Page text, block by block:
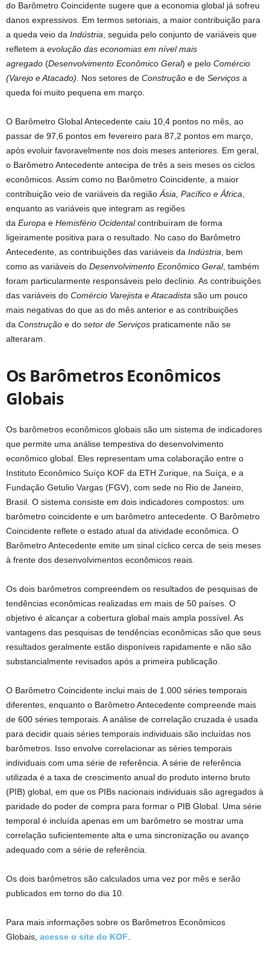
do Barômetro Coincidente sugere que a economia global já sofreu
danos expressivos. Em termos setoriais, a maior contribuição para
a queda veio da Indústria , seguida pelo conjunto de variáveis ​​que
refletem a evolução das economias em nível mais
agregado (Desenvolvimento Econômico Geral) e pelo Comércio
(Varejo e Atacado) . Nos setores de Construção e de Serviços a
queda foi muito pequena em março.
O Barômetro Global Antecedente caiu 10,4 pontos no mês, ao
passar de 97,6 pontos em fevereiro para 87,2 pontos em março,
após evoluir favoravelmente nos dois meses anteriores. Em geral,
o Barômetro Antecedente antecipa de três a seis meses os ciclos
econômicos. Assim como no Barômetro Coincidente, a maior
contribuição veio de variáveis da região Ásia, Pacífico e África
enquanto as variáveis que integram as regiões
da Europa e Hemisfério Ocidentalcontribuíram de forma
ligeiramente positiva para o resultado. No caso do Barômetro
Antecedente, as contribuições das variáveis da Indústria , bem
como as variáveis do Desenvolvimento Econômico Geral, também
foram particularmente responsáveis ​​pelo declínio. As contribuições
das variáveis ​​do Comércio Varejista e Atacadista são um pouco
mais negativas do que as do mês anterior e as contribuições
da Construção e do setor de Serviços praticamente não se
alteraram.
Os Barômetros Econômicos
Globais
Os barômetros econômicos globais são um sistema de indicadores
que permite uma análise tempestiva do desenvolvimento
econômico global. Eles representam uma colaboração entre o
Instituto Econômico Suíço KOF da ETH Zurique, na Suíça, e a
Fundação Getulio Vargas (FGV), com sede no Rio de Janeiro,
Brasil. O sistema consiste em dois indicadores compostos: um
barômetro coincidente e um barômetro antecedente. O Barômetro
Coincidente reflete o estado atual da atividade econômica. O
Barômetro Antecedente emite um sinal cíclico cerca de seis meses
à frente dos desenvolvimentos econômicos reais.
Os dois barômetros compreendem os resultados de pesquisas de
tendências econômicas realizadas em mais de 50 países. O
objetivo é alcançar a cobertura global mais ampla possível. As
vantagens das pesquisas de tendências econômicas são que seus
resultados geralmente estão disponíveis rapidamente e não são
substancialmente revisados ​​após a primeira publicação.
O Barômetro Coincidente inclui mais de 1.000 séries temporais
diferentes, enquanto o Barômetro Antecedente compreende mais
de 600 séries temporais. A análise de correlação cruzada é usada
para decidir quais séries temporais individuais são incluídas nos
barômetros. Isso envolve correlacionar as séries temporais
individuais com uma série de referência. A série de referência
utilizada é a taxa de crescimento anual do produto interno bruto
(PIB) global, em que os PIBs nacionais individuais são agregados à
paridade do poder de compra para formar o PIB Global. Uma série
temporal é incluída apenas em um barômetro se mostrar uma
correlação suficientemente alta e uma sincronização ou avanço
adequado com a série de referência.
Os dois barômetros são calculados uma vez por mês e serão
publicados em torno do dia 10.
Para mais informações sobre os Barômetros Econômicos
Globais, acesse o site do KOF